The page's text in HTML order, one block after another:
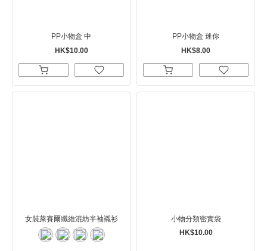
PP小物盒 中
HK$10.00
PP小物盒 迷你
HK$8.00
女裝萊賽爾纖維混紡半袖襯衫
小物分類密實袋
HK$10.00